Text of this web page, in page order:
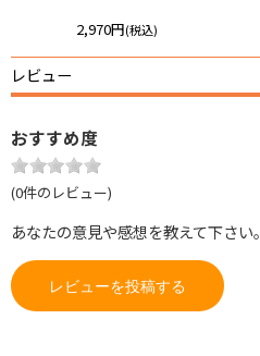
2,970円(税込)
レビュー
おすすめ度
(0件のレビュー)
あなたの意見や感想を教えて下さい。
レビューを投稿する